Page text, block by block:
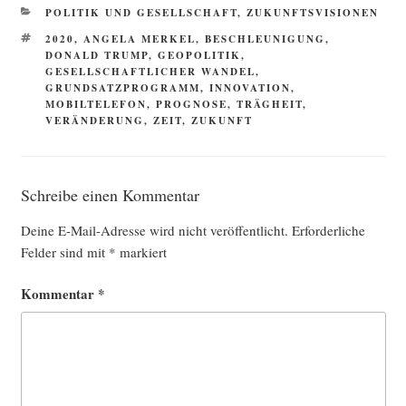
KATEGORIEN
POLITIK UND GESELLSCHAFT, ZUKUNFTSVISIONEN
SCHLAGWÖRTER
2020, ANGELA MERKEL, BESCHLEUNIGUNG,
DONALD TRUMP, GEOPOLITIK,
GESELLSCHAFTLICHER WANDEL,
GRUNDSATZPROGRAMM, INNOVATION,
MOBILTELEFON, PROGNOSE, TRÄGHEIT,
VERÄNDERUNG, ZEIT, ZUKUNFT
Schreibe einen Kommentar
Deine E-Mail-Adresse wird nicht veröffentlicht. Erforderliche
Felder sind mit * markiert
Kommentar *